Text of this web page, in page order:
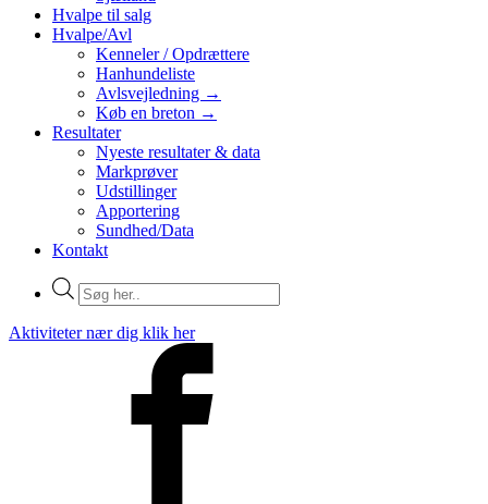
Hvalpe til salg
Hvalpe/Avl
Kenneler / Opdrættere
Hanhundeliste
Avlsvejledning →
Køb en breton →
Resultater
Nyeste resultater & data
Markprøver
Udstillinger
Apportering
Sundhed/Data
Kontakt
Products
search
Aktiviteter nær dig klik her